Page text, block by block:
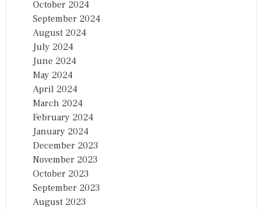
October 2024
September 2024
August 2024
July 2024
June 2024
May 2024
April 2024
March 2024
February 2024
January 2024
December 2023
November 2023
October 2023
September 2023
August 2023